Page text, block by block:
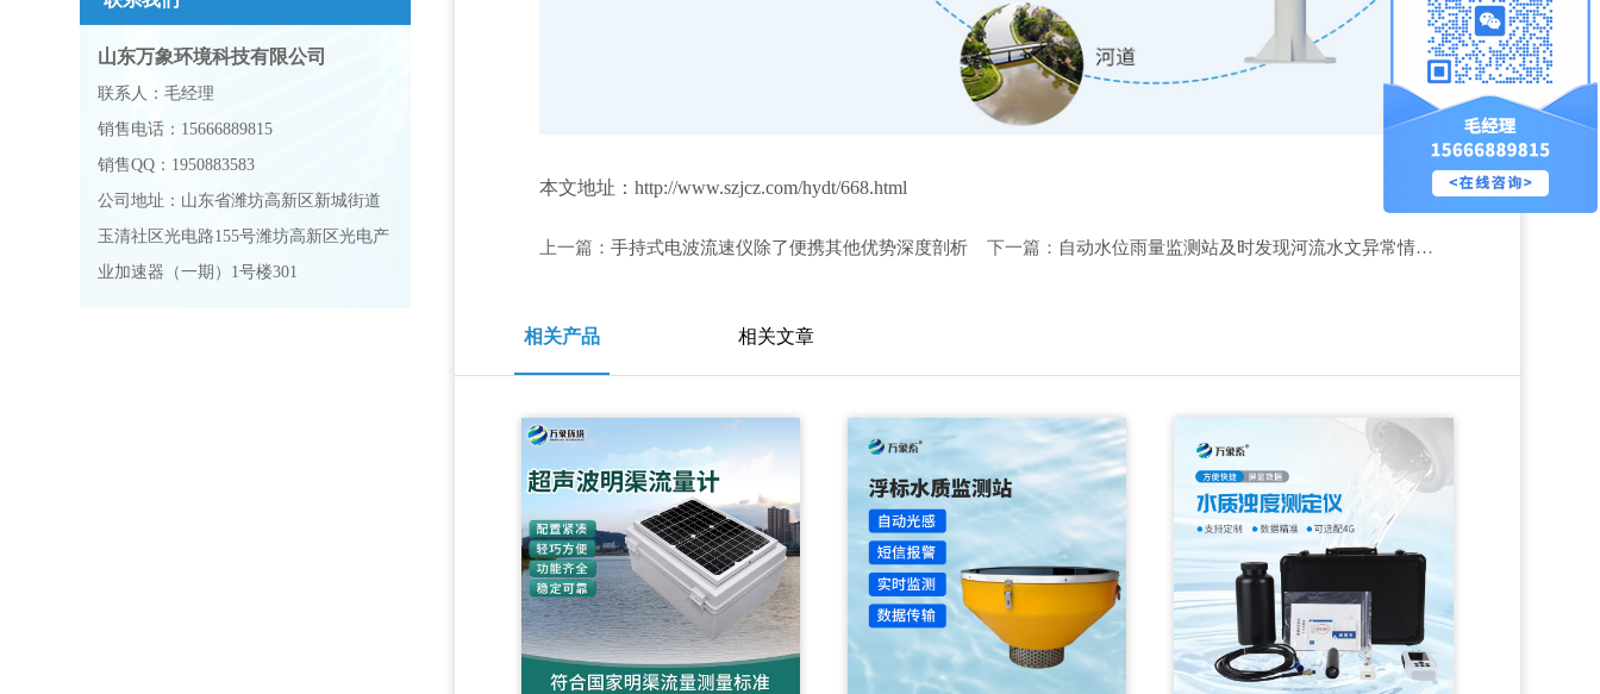
山东万象环境科技有限公司
联系人：毛经理
销售电话：15666889815
销售QQ：1950883583
公司地址：山东省潍坊高新区新城街道
玉清社区光电路155号潍坊高新区光电产
业加速器（一期）1号楼301
本文地址：http://www.szjcz.com/hydt/668.html
上一篇：手持式电波流速仪除了便携其他优势深度剖析 下一篇： 自动水位雨量监测站及时发现河流水文异常情况，保护汛期安全
相关产品 相关文章